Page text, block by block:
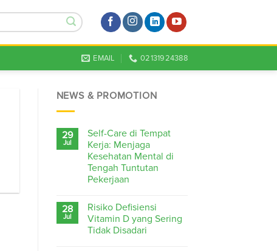
EMAIL 02131924388
NEWS & PROMOTION
29
Jul
Self-Care di Tempat
Kerja: Menjaga
Kesehatan Mental di
Tengah Tuntutan
Pekerjaan
28
Jul
Risiko Defisiensi
Vitamin D yang Sering
Tidak Disadari